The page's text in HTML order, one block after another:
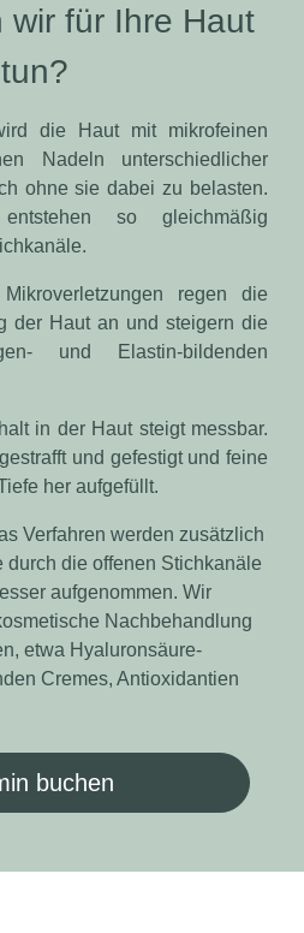
wir für Ihre Haut
tun?
die Haut mit mikrofeinen
Nadeln unterschiedlicher
ohne sie dabei zu belasten.
so gleichmäßig
regen die
der Haut an und stei­gern die
und Elastin-bildenden
in der Haut steigt messbar.
und gefestigt und feine
her aufgefüllt.
Verfahren werden zusätzlich
durch die offenen Stichkanäle
aufgenommen. Wir
Nachbehandlung
etwa Hyaluronsäure-
Cremes, Antioxidantien
buchen